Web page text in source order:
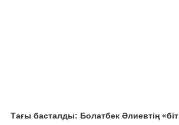
Тағы басталды: Болатбек Әлиевтің